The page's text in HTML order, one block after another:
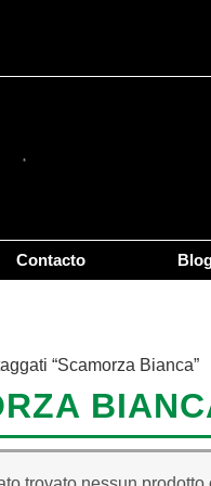
Contacto
“Scamorza Bianca”